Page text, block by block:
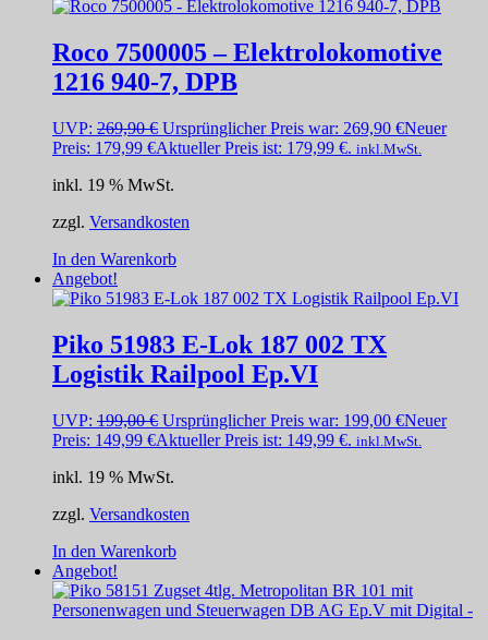
Roco 7500005 – Elektrolokomotive
1216 940-7, DPB
UVP: 269,90€ Ursprünglicher Preis war: 269,90 €Neuer
Preis: 179,99 €Aktueller Preis ist: 179,99 €. inkl.MwSt.
inkl. 19 % MwSt.
zzgl. Versandkosten
In den Warenkorb
Angebot!
Piko 51983 E-Lok 187 002 TX
Logistik Railpool Ep.VI
UVP: 199,00€ Ursprünglicher Preis war: 199,00 €Neuer
Preis: 149,99 €Aktueller Preis ist: 149,99 €. inkl.MwSt.
inkl. 19 % MwSt.
zzgl. Versandkosten
In den Warenkorb
Angebot!